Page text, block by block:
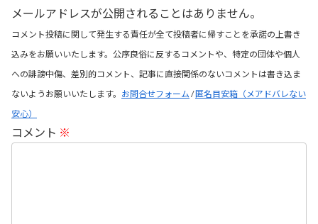
メールアドレスが公開されることはありません。
コメント投稿に関して発生する責任が全て投稿者に帰すことを承諾の上書き
込みをお願いいたします。公序良俗に反するコメントや、特定の団体や個人
への誹謗中傷、差別的コメント、記事に直接関係のないコメントは書き込ま
ないようお願いいたします。 お問合せフォーム /匿名目安箱（メアドバレない
安心）
コメント ※